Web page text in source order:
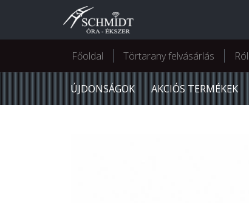
Főoldal Törtarany felvásárlás
ÚJDONSÁGOK AKCIÓS TERMÉKEK